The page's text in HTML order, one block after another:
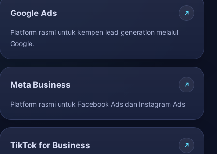
Google Ads
Platform rasmi untuk kempen lead generation melalui
Google.
Meta Business
Platform rasmi untuk Facebook Ads dan Instagram Ads.
TikTok for Business